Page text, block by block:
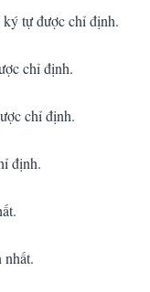
tự được chỉ định.
chỉ định.
chỉ định.
định.
nhất.